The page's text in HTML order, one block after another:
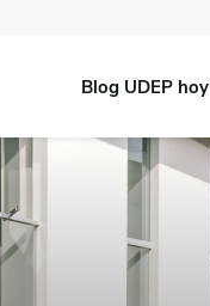
Blog UDEP hoy